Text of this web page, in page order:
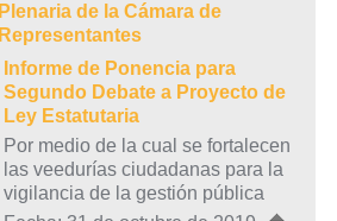
Plenaria de la Cámara de
Representantes
Informe de Ponencia para
Segundo Debate a Proyecto de
Ley Estatutaria
Por medio de la cual se fortalecen
las veedurías ciudadanas para la
vigilancia de la gestión pública